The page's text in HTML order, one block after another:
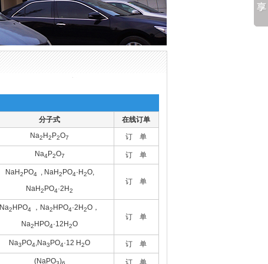
分子式 在线订单
Na2 H2 P2O7 订 单
Na4 P2O7 订 单
NaH2 PO4 , NaH2 PO4·H2O,
NaH2 PO4·2H2
订 单
Na2 HPO4 ，Na2 HPO4·2H2O，
Na2 HPO4·12H2O
订 单
Na3 PO4,Na3 PO4·12 H2O 订 单
(NaPO ) 订 单